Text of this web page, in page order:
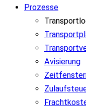
Prozesse
Avisierung